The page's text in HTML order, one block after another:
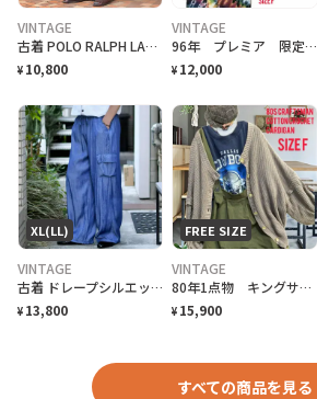
VINTAGE
古着 POLO RALPH LAUREN 67 chino カーゴ ショーツ
¥ 10,800
VINTAGE
96年 プレミア 限定品 オーガニックコットン M.ジョンソン復帰記念 T. F
¥ 12,000
XL(LL)
VINTAGE
古着 ドレープシルエット ワイドパンツ イージーパンツ カーゴパンツ ブルー 青
¥ 13,800
FREE SIZE
VINTAGE
80年1点物 キングサイズ職人作成 クロシェコットンカーディガン
¥ 15,900
すべての商品を見る